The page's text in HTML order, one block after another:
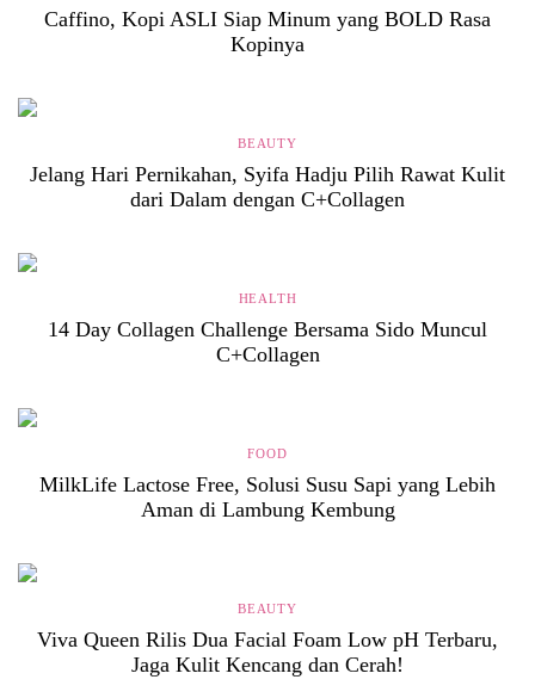
Caffino, Kopi ASLI Siap Minum yang BOLD Rasa
Kopinya
BEAUTY
Jelang Hari Pernikahan, Syifa Hadju Pilih Rawat Kulit
dari Dalam dengan C+Collagen
HEALTH
14 Day Collagen Challenge Bersama Sido Muncul
C+Collagen
FOOD
MilkLife Lactose Free, Solusi Susu Sapi yang Lebih
Aman di Lambung Kembung
BEAUTY
Viva Queen Rilis Dua Facial Foam Low pH Terbaru,
Jaga Kulit Kencang dan Cerah!